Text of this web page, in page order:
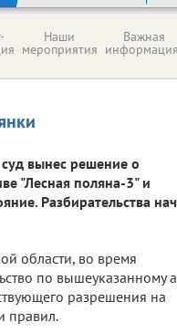
Наши
мероприятия
Важная
вынес решение о
"Лесная поляна-3" и
Разбирательства
области, во время
по вышеуказанному
разрешения на
правил.